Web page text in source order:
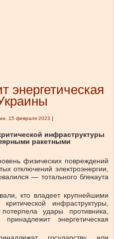
энергетическая
15 февраля 2023 ]
инфраструктуры
ракетными
физических повреждений
отключений электроэнергии,
— тотального блекаута
кто владеет крупнейшими
инфраструктуры,
удары противника,
энергетическая